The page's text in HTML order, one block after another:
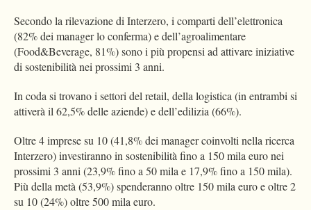
Secondo la rilevazione di Interzero, i comparti dell’elettronica
(82% dei manager lo conferma) e dell’agroalimentare
(Food&Beverage, 81%) sono i più propensi ad attivare iniziative
di sostenibilità nei prossimi 3 anni.
In coda si trovano i settori del retail, della logistica (in entrambi si
attiverà il 62,5% delle aziende) e dell’edilizia (66%).
Oltre 4 imprese su 10 (41,8% dei manager coinvolti nella ricerca
Interzero) investiranno in sostenibilità fino a 150 mila euro nei
prossimi 3 anni (23,9% fino a 50 mila e 17,9% fino a 150 mila).
Più della metà (53,9%) spenderanno oltre 150 mila euro e oltre 2
su 10 (24%) oltre 500 mila euro.